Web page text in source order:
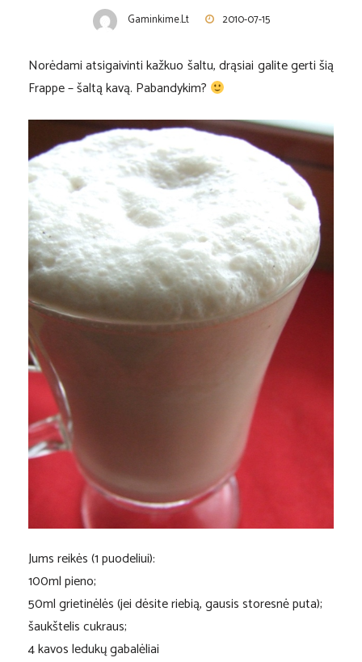
Gaminkime.lt 2010-07-15
Norėdami atsigaivinti kažkuo šaltu, drąsiai galite gerti šią
Frappe – šaltą kavą. Pabandykim?
Jums reikės (1 puodeliui):
100ml pieno;
50ml grietinėlės (jei dėsite riebią, gausis storesnė puta);
šaukštelis cukraus;
4 kavos ledukų gabalėliai